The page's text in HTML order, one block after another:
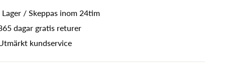
Lager / Skeppas inom 24tim
dagar gratis returer
kundservice